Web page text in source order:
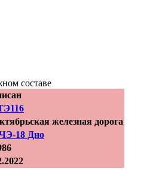
составе
железная дорога
18 Дно